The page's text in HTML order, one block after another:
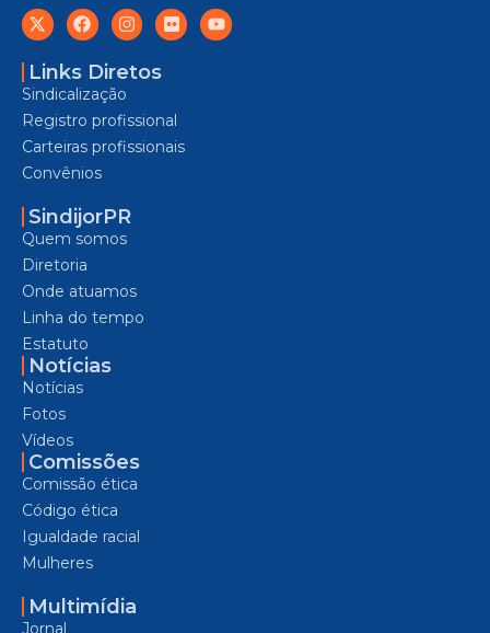
Links Diretos
Sindicalização
Registro profissional
Carteiras profissionais
Convênios
SindijorPR
Quem somos
Diretoria
Onde atuamos
Linha do tempo
Estatuto
Notícias
Notícias
Fotos
Vídeos
Comissões
Comissão ética
Código ética
Igualdade racial
Mulheres
Multimídia
Jornal